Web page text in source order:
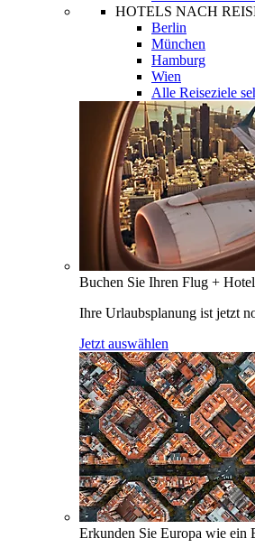
HOTELS NACH
Berlin
München
Hamburg
Wien
Alle Reiseziele
Buchen Sie Ihren Flug + Hotel
Ihre Urlaubsplanung ist jetzt
Jetzt auswählen
Erkunden Sie Europa wie ein